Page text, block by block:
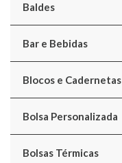
Baldes
Bar e Bebidas
Blocos e Cadernetas
Bolsa Personalizada
Bolsas Térmicas